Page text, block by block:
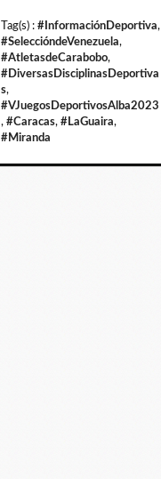
Tag(s) : #InformaciónDeportiva,
#SeleccióndeVenezuela,
#AtletasdeCarabobo,
#DiversasDisciplinasDeportiva
s,
#VJuegosDeportivosAlba2023
, #Caracas, #LaGuaira,
#Miranda